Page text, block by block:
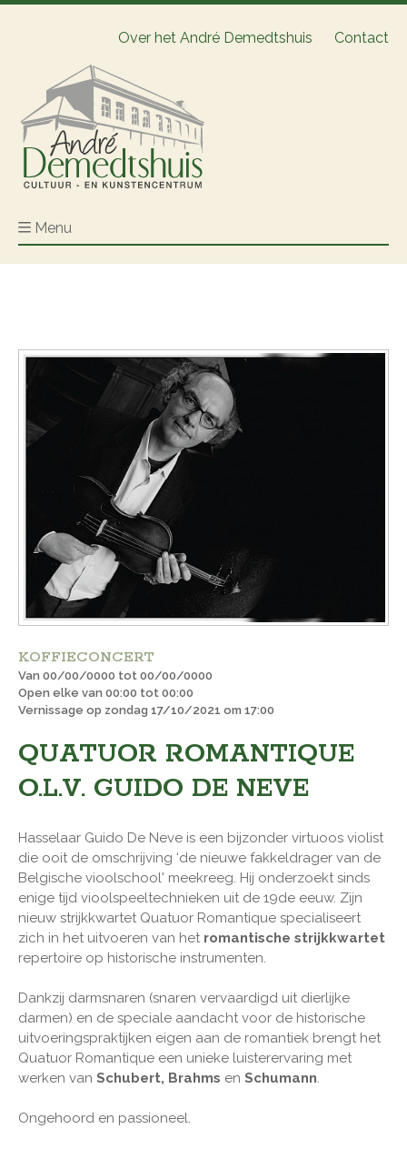
Over het André Demedtshuis Contact
Menu
KOFFIECONCERT
Van 00/00/0000 tot 00/00/0000
Open elke van 00:00 tot 00:00
Vernissage op zondag 17/10/2021 om 17:00
QUATUOR ROMANTIQUE
O.L.V. GUIDO DE NEVE
Hasselaar Guido De Neve is een bijzonder virtuoos violist
die ooit de omschrijving ‘de nieuwe fakkeldrager van de
Belgische vioolschool' meekreeg. Hij onderzoekt sinds
enige tijd vioolspeeltechnieken uit de 19de eeuw. Zijn
nieuw strijkkwartet Quatuor Romantique specialiseert
zich in het uitvoeren van het romantische strijkkwartet
repertoire op historische instrumenten.
Dankzij darmsnaren (snaren vervaardigd uit dierlijke
darmen) en de speciale aandacht voor de historische
uitvoeringspraktijken eigen aan de romantiek brengt het
Quatuor Romantique een unieke luisterervaring met
werken van Schubert, Brahms en Schumann.
Ongehoord en passioneel.